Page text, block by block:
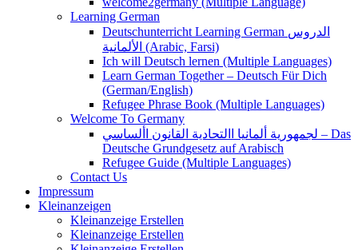
Learning German
Deutschunterricht Learning German الدروس
الألمانية (Arabic, Farsi)
Ich will Deutsch lernen (Multiple Languages)
Learn German Together – Deutsch Für Dich
(German/English)
Refugee Phrase Book (Multiple Languages)
Welcome To Germany
لجمهورية ألمانيا االتحادية القانون األساسي – Das
Deutsche Grundgesetz auf Arabisch
Refugee Guide (Multiple Languages)
Contact Us
Impressum
Kleinanzeigen
Kleinanzeige Erstellen
Kleinanzeige Erstellen